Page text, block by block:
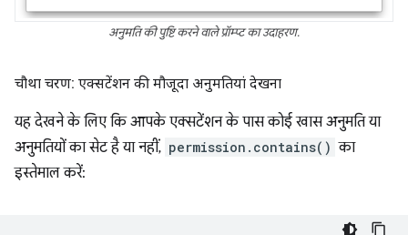
अनुमति की पुष्टि करने वाले प्रॉम्प्ट का उदाहरण.
चौथा चरण: एक्सटेंशन की मौजूदा अनुमतियां देखना
यह देखने के लिए कि आपके एक्सटेंशन के पास कोई खास अनुमति या
अनुमतियों का सेट है या नहीं, permission.contains() का
इस्तेमाल करें: